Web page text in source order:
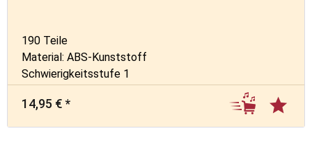
190 Teile
Material: ABS-Kunststoff
Schwierigkeitsstufe 1
14,95 € *